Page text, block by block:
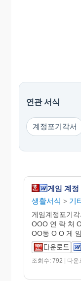
연관 서식
계정포기각서
게임 계정
생활서식 > 기
게임계정포기
OOO 연 락 처
OO동 O O 게
조회수: 792 | 다운